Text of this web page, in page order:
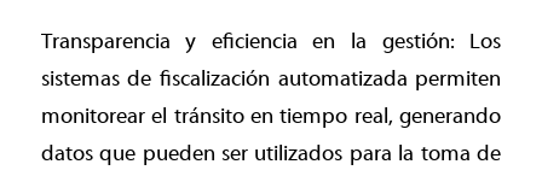
Transparencia y eficiencia en la gestión: Los
sistemas de fiscalización automatizada permiten
monitorear el tránsito en tiempo real, generando
datos que pueden ser utilizados para la toma de